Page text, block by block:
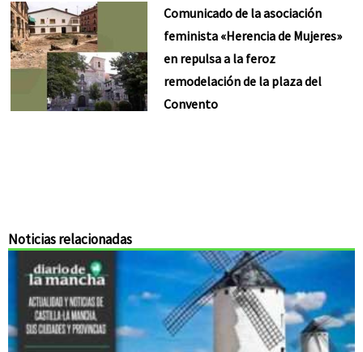
Comunicado de la asociación
feminista «Herencia de Mujeres»
en repulsa a la feroz
remodelación de la plaza del
Convento
Noticias relacionadas